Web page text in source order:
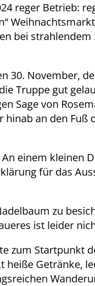
reger Betrieb:
bei strahlendem
30. November,
Truppe gut
Sage von
an den Fuß
einem kleinen
für das
zu
ist leider
zum Startpunkt
Getränke,